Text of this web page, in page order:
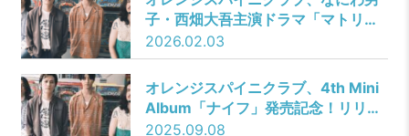
子・西畑大吾主演ドラマ「マトリと
狂犬」オープニング主題歌『blur』
Music Video公開！ドラマの監督を
務めた品川ヒロシ氏がMusic Video
も担当！“曖昧”が滲む怪しげな世界
感を表現した映像が完成！
2026.02.03
オレンジスパイニクラブ、4th Mini
Album「ナイフ」発売記念！リリー
ス日の9月10日（水）に渋谷区立北
2025.09.08